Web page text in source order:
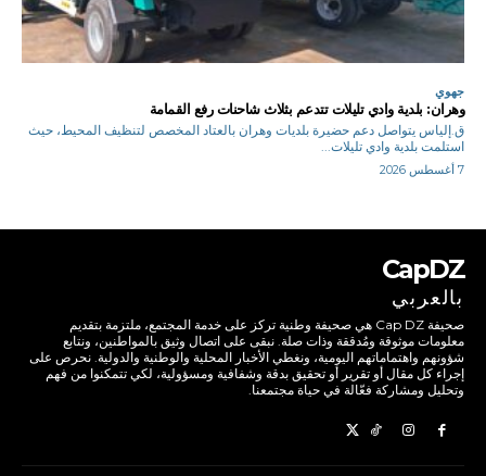
جهوي
وهران: بلدية وادي تليلات تتدعم بثلاث شاحنات رفع القمامة
ق.إلياس يتواصل دعم حضيرة بلديات وهران بالعتاد المخصص لتنظيف المحيط، حيث
استلمت بلدية وادي تليلات...
7 أغسطس 2026
CapDZ
بالعربي
صحيفة Cap DZ هي صحيفة وطنية تركز على خدمة المجتمع، ملتزمة بتقديم
معلومات موثوقة ومُدققة وذات صلة. نبقى على اتصال وثيق بالمواطنين، ونتابع
شؤونهم واهتماماتهم اليومية، ونغطي الأخبار المحلية والوطنية والدولية. نحرص على
إجراء كل مقال أو تقرير أو تحقيق بدقة وشفافية ومسؤولية، لكي تتمكنوا من فهم
وتحليل ومشاركة فعّالة في حياة مجتمعنا.